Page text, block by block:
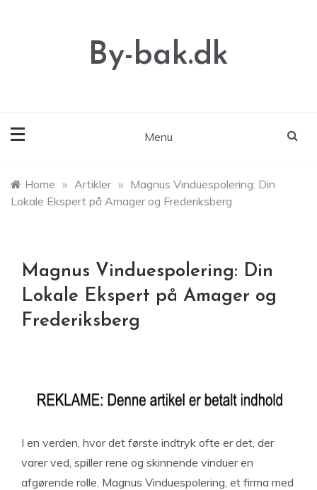
By-bak.dk
Menu
Home » Artikler » Magnus Vinduespolering: Din
Lokale Ekspert på Amager og Frederiksberg
Magnus Vinduespolering: Din
Lokale Ekspert på Amager og
Frederiksberg
I en verden, hvor det første indtryk ofte er det, der
varer ved, spiller rene og skinnende vinduer en
afgørende rolle. Magnus Vinduespolering, et firma med